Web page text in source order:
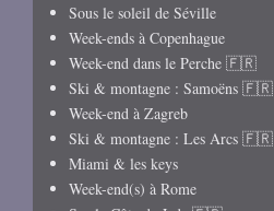
Sous le soleil de Séville
Week-ends à Copenhague
Week-end dans le Perche 🇫🇷
Ski & montagne : Samoëns 🇫🇷
Week-end à Zagreb
Ski & montagne : Les Arcs 🇫🇷
Miami & les keys
Week-end(s) à Rome